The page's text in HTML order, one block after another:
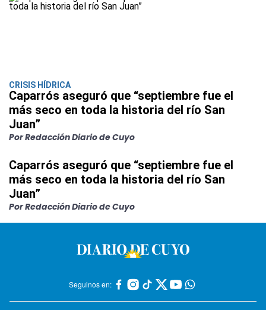
CRISIS HÍDRICA
Caparrós aseguró que “septiembre fue el
más seco en toda la historia del río San
Juan”
Por Redacción Diario de Cuyo
Caparrós aseguró que “septiembre fue el
más seco en toda la historia del río San
Juan”
Por Redacción Diario de Cuyo
Seguinos en: